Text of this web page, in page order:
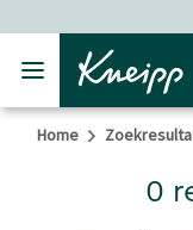
Verder gaan naar
Home
0